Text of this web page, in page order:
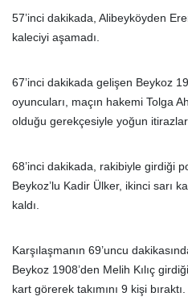
57’inci dakikada, Alibeyköyden
kaleciyi aşamadı.
67’inci dakikada gelişen Beykoz
oyuncuları, maçın hakemi Tolga
olduğu gerekçesiyle yoğun
68’inci dakikada, rakibiyle girdiği
Beykoz’lu Kadir Ülker, ikinci sarı
kaldı.
Karşılaşmanın 69’uncu
Beykoz 1908’den Melih Kılıç
kart görerek takımını 9 kişi bıraktı.